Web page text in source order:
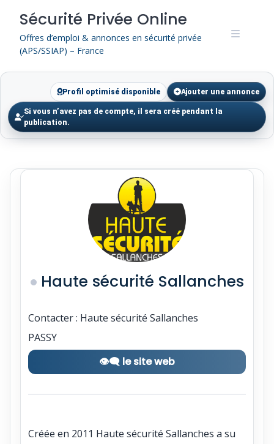
content
Sécurité Privée Online
Offres d’emploi & annonces en sécurité privée
(APS/SSIAP) – France
Profil optimisé disponible Ajouter une annonce
Si vous n’avez pas de compte, il sera créé pendant la
publication.
Haute sécurité Sallanches
Contacter : Haute sécurité Sallanches
PASSY
👁‍🗨 le site web
Créée en 2011 Haute sécurité Sallanches a su